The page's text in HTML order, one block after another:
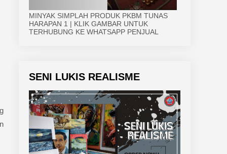
MINYAK SIMPLAH PRODUK PKBM TUNAS
HARAPAN 1 | KLIK GAMBAR UNTUK
TERHUBUNG KE WHATSAPP PENJUAL
SENI LUKIS REALISME